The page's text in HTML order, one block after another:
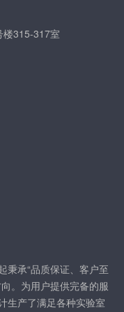
楼315-317室
秉承“品质保证、客户至
。为用户提供完备的服
生产了满足各种实验室